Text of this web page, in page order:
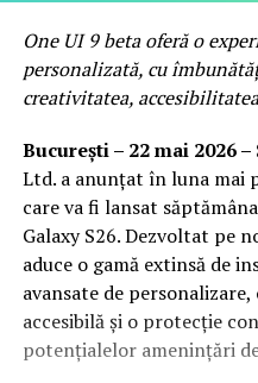
One UI 9 beta oferă o
personalizată, cu
creativitatea,
București – 22 mai 2026 –
Ltd. a anunțat în luna mai
care va fi lansat
Galaxy S26. Dezvoltat pe
aduce o gamă extinsă de
avansate de
accesibilă și o protecție
potențialelor amenințări